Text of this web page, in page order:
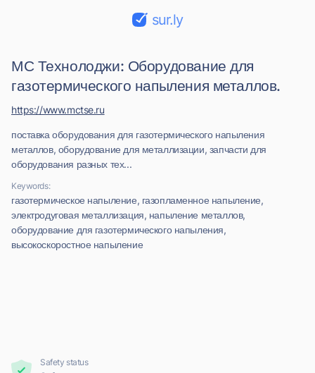
sur.ly
МС Технолоджи: Оборудование для
газотермического напыления металлов.
поставка оборудования для газотермического напыления
металлов, оборудование для металлизации, запчасти для
оборудования разных тех...
Keywords:
газотермическое напыление, газопламенное напыление,
электродуговая металлизация, напыление металлов,
оборудование для газотермического напыления,
высокоскоростное напыление
https://www.mctse.ru
Safety status